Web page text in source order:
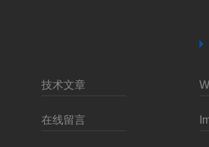
技术文章
在线留言